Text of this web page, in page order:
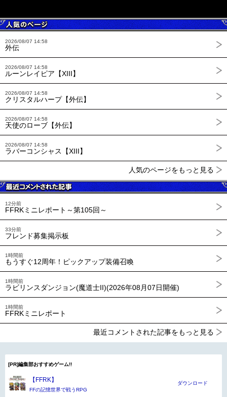
2026/08/07 14:58
外伝
2026/08/07 14:58
ルーンレイピア【XIII】
2026/08/07 14:58
クリスタルハープ【外伝】
2026/08/07 14:58
天使のローブ【外伝】
2026/08/07 14:58
ラバーコンシャス【XIII】
人気のページをもっと見る
12分前
FFRKミニレポート～第105回～
33分前
フレンド募集掲示板
1時間前
もうすぐ12周年！ピックアップ装備召喚
1時間前
ラビリンスダンジョン(魔道士II)(2026年08月07日開催)
1時間前
FFRKミニレポート
最近コメントされた記事をもっと見る
[PR]編集部おすすめゲーム!!
【FFRK】
FFの記憶世界で戦うRPG
ダウンロード